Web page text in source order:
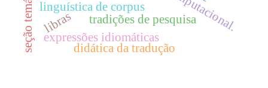
linguística de corpus
seção temática tradições de pesquisa
libras
expressões idiomáticas
didática da tradução